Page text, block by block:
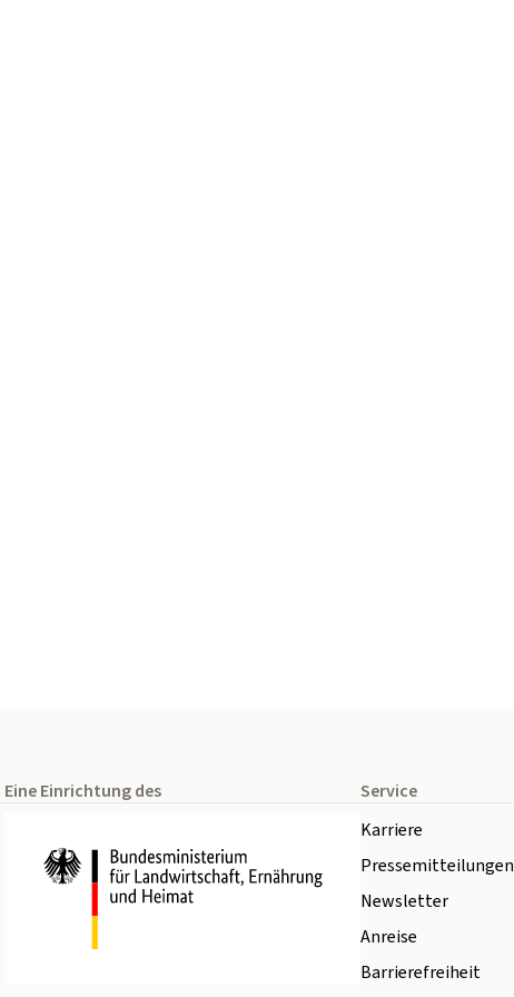
Eine Einrichtung des
Service
Karriere
Pressemitteilungen
Newsletter
Anreise
Barrierefreiheit